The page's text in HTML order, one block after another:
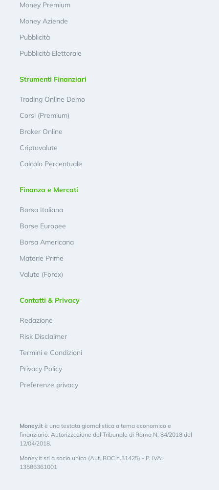
Money Premium
Money Aziende
Pubblicità
Pubblicità Elettorale
Strumenti Finanziari
Trading Online Demo
Corsi (Premium)
Broker Online
Criptovalute
Calcolo Percentuale
Finanza e Mercati
Borsa Italiana
Borse Europee
Borsa Americana
Materie Prime
Valute (Forex)
Contatti & Privacy
Redazione
Risk Disclaimer
Termini e Condizioni
Privacy Policy
Preferenze privacy
Money.it è una testata giornalistica a tema economico e
finanziario. Autorizzazione del Tribunale di Roma N. 84/2018 del
12/04/2018.
Money.it srl a socio unico (Aut. ROC n.31425) - P. IVA:
13586361001